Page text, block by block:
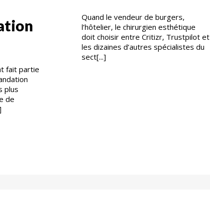
fait partie
plus
de
Quand le vendeur de burgers,
l’hôtelier, le chirurgien esthétique
doit choisir entre Critizr, Trustpilot et
les dizaines d’autres spécialistes du
sect[...]